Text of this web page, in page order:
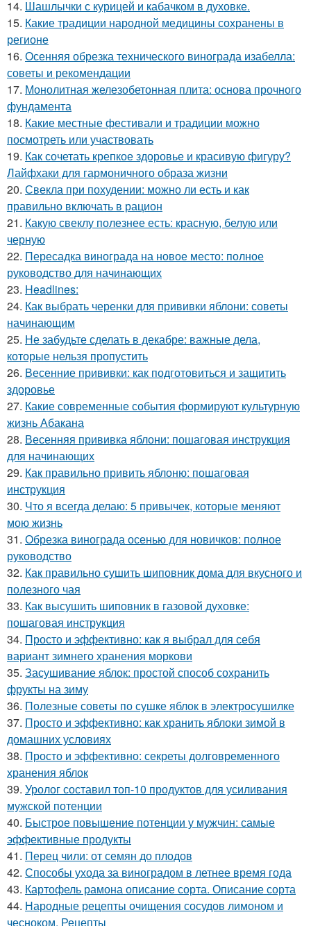
14. Шашлычки с курицей и кабачком в духовке.
15. Какие традиции народной медицины сохранены в
регионе
16. Осенняя обрезка технического винограда изабелла:
советы и рекомендации
17. Монолитная железобетонная плита: основа прочного
фундамента
18. Какие местные фестивали и традиции можно
посмотреть или участвовать
19. Как сочетать крепкое здоровье и красивую фигуру?
Лайфхаки для гармоничного образа жизни
20. Свекла при похудении: можно ли есть и как
правильно включать в рацион
21. Какую свеклу полезнее есть: красную, белую или
черную
22. Пересадка винограда на новое место: полное
руководство для начинающих
23. Headlines:
24. Как выбрать черенки для прививки яблони: советы
начинающим
25. Не забудьте сделать в декабре: важные дела,
которые нельзя пропустить
26. Весенние прививки: как подготовиться и защитить
здоровье
27. Какие современные события формируют культурную
жизнь Абакана
28. Весенняя прививка яблони: пошаговая инструкция
для начинающих
29. Как правильно привить яблоню: пошаговая
инструкция
30. Что я всегда делаю: 5 привычек, которые меняют
мою жизнь
31. Обрезка винограда осенью для новичков: полное
руководство
32. Как правильно сушить шиповник дома для вкусного и
полезного чая
33. Как высушить шиповник в газовой духовке:
пошаговая инструкция
34. Просто и эффективно: как я выбрал для себя
вариант зимнего хранения моркови
35. Засушивание яблок: простой способ сохранить
фрукты на зиму
36. Полезные советы по сушке яблок в электросушилке
37. Просто и эффективно: как хранить яблоки зимой в
домашних условиях
38. Просто и эффективно: секреты долговременного
хранения яблок
39. Уролог составил топ-10 продуктов для усиливания
мужской потенции
40. Быстрое повышение потенции у мужчин: самые
эффективные продукты
41. Перец чили: от семян до плодов
42. Способы ухода за виноградом в летнее время года
43. Картофель рамона описание сорта. Описание сорта
44. Народные рецепты очищения сосудов лимоном и
чесноком. Рецепты